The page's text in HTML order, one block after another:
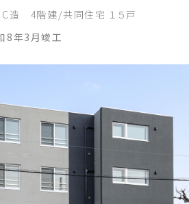
2024年
造 4階建/共同住宅 １５戸
8年3月竣工